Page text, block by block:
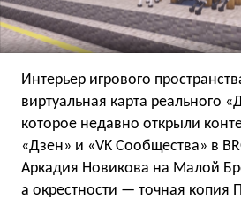
Интерьер игрового
виртуальная карта реального
которое недавно открыли
«Дзен» и «VK Сообщества» в
Аркадия Новикова на Малой
а окрестности — точная копия